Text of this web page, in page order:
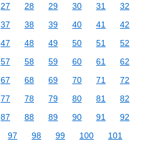
27 28 29 30 31
32
37 38 39 40 41
42
47 48 49 50 51
52
57 58 59 60 61
62
67 68 69 70 71
72
77 78 79 80 81
82
87 88 89 90 91
92
97 98 99 100
101